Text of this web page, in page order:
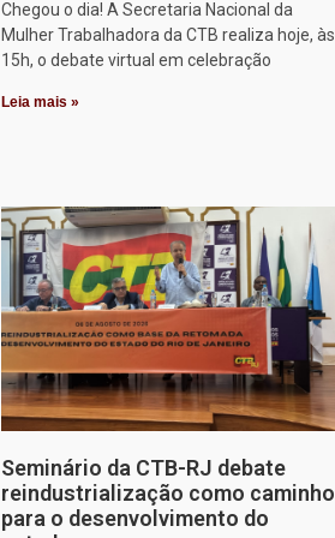
Chegou o dia! A Secretaria Nacional da
Mulher Trabalhadora da CTB realiza hoje, às
15h, o debate virtual em celebração
Leia mais »
Seminário da CTB-RJ debate
reindustrialização como caminho
para o desenvolvimento do